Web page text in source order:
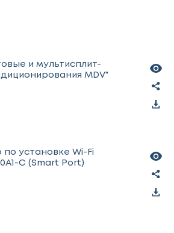
и мультисплит-
MDV"
по установке Wi-Fi
C (Smart Port)